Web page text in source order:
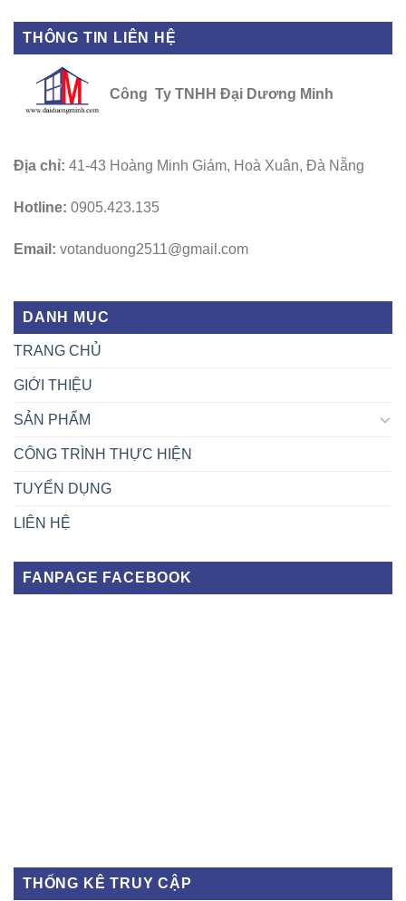
THÔNG TIN LIÊN HỆ
Công Ty TNHH Đại Dương Minh
Địa chỉ: 41-43 Hoàng Minh Giám, Hoà Xuân, Đà Nẵng
Hotline: 0905.423.135
Email: votanduong2511@gmail.com
DANH MỤC
TRANG CHỦ
GIỚI THIỆU
SẢN PHẨM
CÔNG TRÌNH THỰC HIỆN
TUYỂN DỤNG
LIÊN HỆ
FANPAGE FACEBOOK
THỐNG KÊ TRUY CẬP